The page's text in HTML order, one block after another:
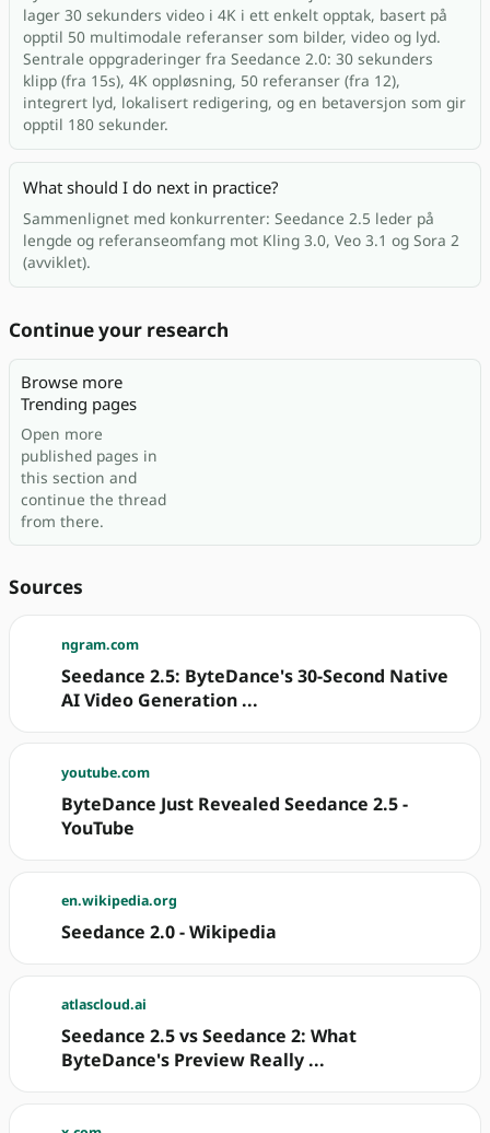
lager 30 sekunders video i 4K i ett enkelt opptak, basert på
opptil 50 multimodale referanser som bilder, video og lyd.
Sentrale oppgraderinger fra Seedance 2.0: 30 sekunders
klipp (fra 15s), 4K oppløsning, 50 referanser (fra 12),
integrert lyd, lokalisert redigering, og en betaversjon som gir
opptil 180 sekunder.
What should I do next in practice?
Sammenlignet med konkurrenter: Seedance 2.5 leder på
lengde og referanseomfang mot Kling 3.0, Veo 3.1 og Sora 2
(avviklet).
Continue your research
Browse more
Trending pages
Open more
published pages in
this section and
continue the thread
from there.
Sources
ngram.com
Seedance 2.5: ByteDance's 30-Second Native
AI Video Generation ...
youtube.com
ByteDance Just Revealed Seedance 2.5 -
YouTube
en.wikipedia.org
Seedance 2.0 - Wikipedia
atlascloud.ai
Seedance 2.5 vs Seedance 2: What
ByteDance's Preview Really ...